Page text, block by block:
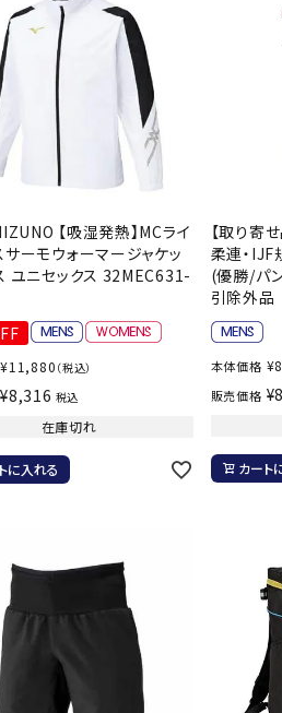
ソックス・ストッキング
その他アクセサリー
バスケットボール
バスケットボールシューズ
バスケットボールウェア
ボール（バスケットボール）
ボール用品（バスケットボール）
その他アクセサリー
スクール水着
ゴーグル
その他アクセサリー
マリンスポーツ
HOKA
LUZeSOMBR
manduka
ミツハシオリジ
ナル
MIZUNO
NIKE Nittaku
PENALTY
【吸湿発熱】MCライ
サーモウォーマージャケッ
ユニセックス 32MEC631-
¥11,880 （税込）
¥8,316 税込
在庫切れ
に入れる
【取り寄
柔連・IJF
(優勝/パ
引除外品
本体価格 ¥
販売価格 ¥
カート